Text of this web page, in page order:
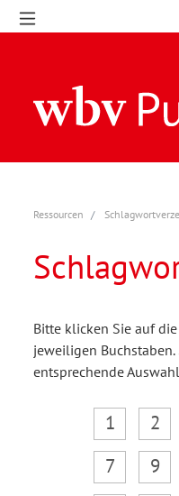
Ressourcen
Bitte klicken Sie auf
jeweiligen
entsprechende
1 2
7
9